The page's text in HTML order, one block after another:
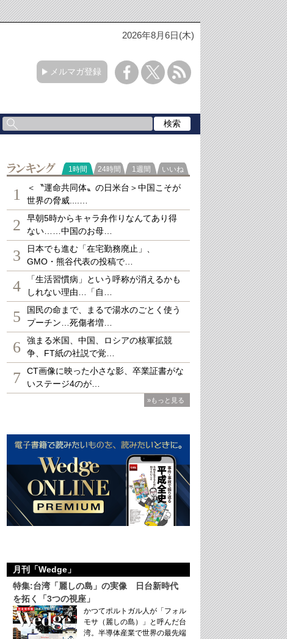
2026年8月6日(木)
メルマガ登録
ランキング
1時間 24時間 1週間 いいね
1
＜〝運命共同体〟の日米台＞中国こそが
世界の脅威....…
2
早朝5時からキャラ弁作りなんてあり得
ない……中国のお母…
3
日本でも進む「在宅勤務廃止」、
GMO・熊谷代表の投稿で…
4
「生活習慣病」という呼称が消えるかも
しれない理由…「自…
5
国民の命まで、まるで湯水のごとく使う
プーチン…死傷者増…
6
強まる米国、中国、ロシアの核軍拡競
争、FT紙の社説で覚…
7
CT画像に映った小さな影、卒業証書がな
いステージ4のが…
»もっと見る
月刊「Wedge」
特集:台湾「麗しの島」の実像 日台新時代
を拓く「3つの視座」
かつてポルトガル人が「フォル
モサ（麗しの島）」と呼んだ台
湾。半導体産業で世界の最先端